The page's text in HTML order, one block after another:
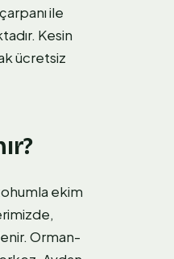
ile
Kesin
ücretsiz
ekim
Orman-